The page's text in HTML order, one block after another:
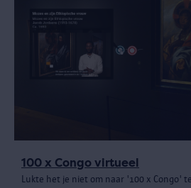
100 x Congo virtueel
Lukte het je niet om naar '100 x Congo'